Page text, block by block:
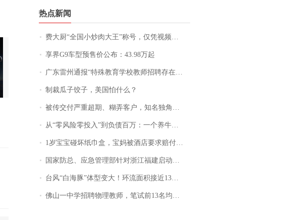
热点新闻
费大厨“全国小炒肉大王”称号，仅凭视频评出？中国烹饪协会回应
享界G9车型预售价公布：43.98万起
广东雷州通报“特殊教育学校教师招聘存在违规行为”：已启动问责程序 副校长被停职
制裁瓜子饺子，美国怕什么？
被传交付严重超期、糊弄客户，知名独角兽车企创始人回应：都没证据，将依法采取措施，“本人长期与美国交管局保持沟通，对方表示肯定”
从“零风险零投入”到负债百万：一个养牛项目崩盘后，谁该为农户的贷款买单丨红星调查
1岁宝宝碰坏纸巾盒，宝妈被酒店要求赔付924元！三亚一酒店回复：骨瓷定制！网友一查价格，吵翻了
国家防总、应急管理部针对浙江福建启动防汛防台风四级应急响应
台风“白海豚”体型变大！环流面积接近13个浙江那么大
佛山一中学招聘物理教师，笔试前13名均遭淘汰？教育局：已叫停招聘，成立调查组全面核查